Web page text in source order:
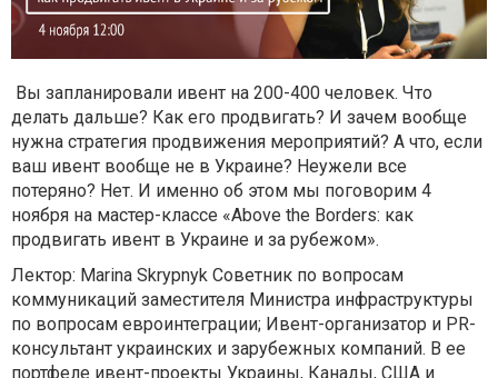
Вы запланировали ивент на 200-400 человек. Что
делать дальше? Как его продвигать? И зачем вообще
нужна стратегия продвижения мероприятий? А что, если
ваш ивент вообще не в Украине? Неужели все
потеряно? Нет. И именно об этом мы поговорим 4
ноября на мастер-классе «Above the Borders: как
продвигать ивент в Украине и за рубежом».
Лектор: Marina Skrypnyk Советник по вопросам
коммуникаций заместителя Министра инфраструктуры
по вопросам евроинтеграции; Ивент-организатор и PR-
консультант украинских и зарубежных компаний. В ее
портфеле ивент-проекты Украины, Канады, США и